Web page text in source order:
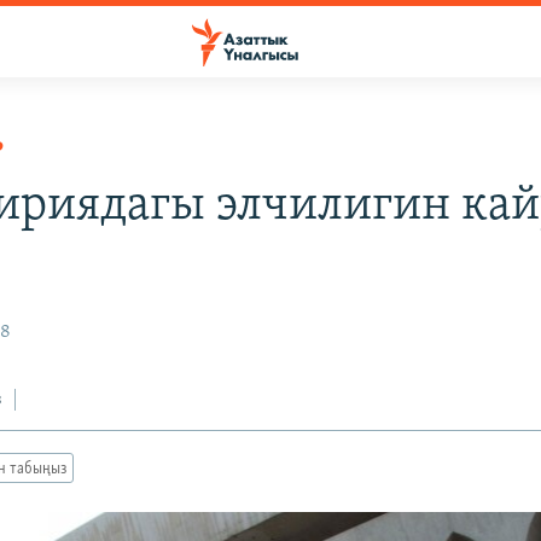
элчилигин
табыңыз